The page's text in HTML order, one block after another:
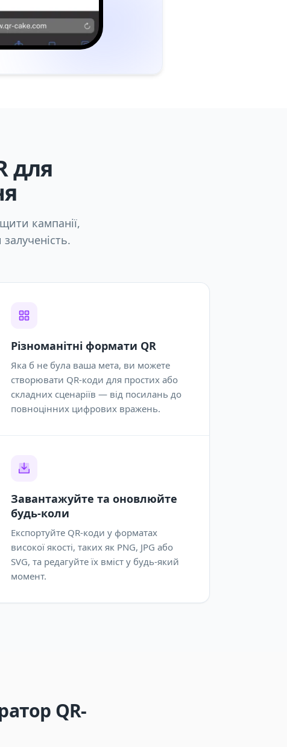
для
кампанії,
Різноманітні формати QR
Яка б не була ваша мета, ви можете
створювати QR-коди для простих або
складних сценаріїв — від посилань до
повноцінних цифрових вражень.
Завантажуйте та оновлюйте
будь-коли
Експортуйте QR-коди у форматах
високої якості, таких як PNG, JPG або
SVG, та редагуйте їх вміст у будь-який
момент.
QR-